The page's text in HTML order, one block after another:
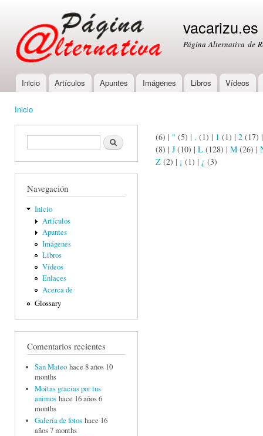
vacarizu.es
Página Alternativa de
Main menu
Inicio Artículos Apuntes Imágenes Libros Vídeos
Inicio
Formulario de búsquedaBuscar
Navegación
Inicio
Artículos
Apuntes
Imágenes
Libros
Vídeos
Enlaces
Acerca de
Glossary
Comentarios recientes
San Mateo hace 8 años 10
months
Moitas gracias por tus
animos hace 16 años 6
months
Galería de fotos hace 16
años 7 months
(6) | " (5) | . (1) | 1 (1) | 2 (17)
(8) | J (10) | L (128) | M (26) |
Z (2) | ¡ (1) | ¿ (3)